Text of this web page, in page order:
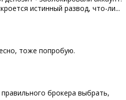
истинный развод, что-ли...
тоже попробую.
брокера выбрать,